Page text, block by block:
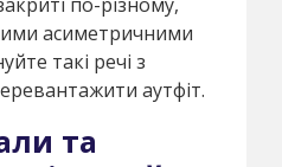
асиметричними
такі речі з
аутфіт.
та